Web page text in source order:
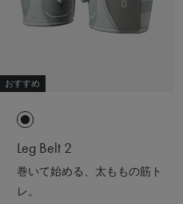
おすすめ
Leg Belt 2
巻いて始める、太ももの筋ト
レ。